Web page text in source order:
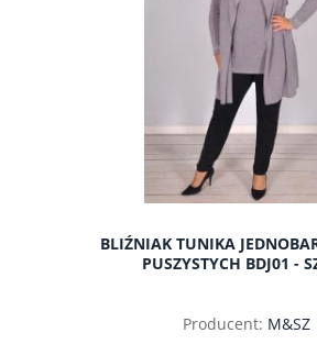
BLIŹNIAK TUNIKA
PUSZYSTYCH BDJ01 -
Producent: M&SZ